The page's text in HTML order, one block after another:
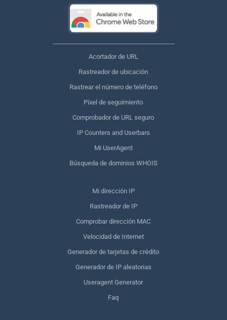
Acortador de URL
Rastreador de ubicación
Rastrear el número de teléfono
Píxel de seguimiento
Comprobador de URL seguro
IP Counters and Userbars
Mi UserAgent
Búsqueda de dominios WHOIS
Mi dirección IP
Rastreador de IP
Comprobar dirección MAC
Velocidad de Internet
Generador de tarjetas de crédito
Generador de IP aleatorias
Useragent Generator
Faq